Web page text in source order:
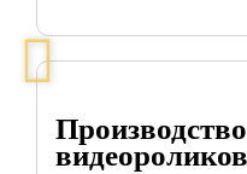
видеороликов